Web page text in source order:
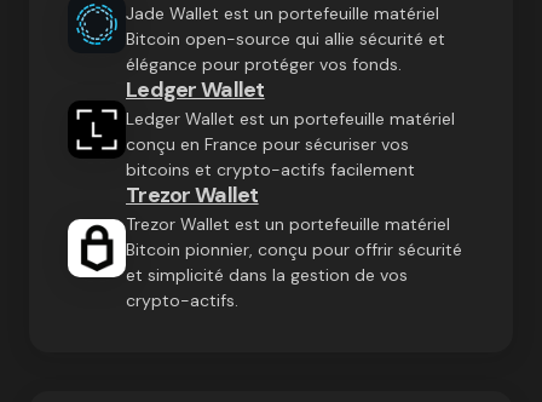
Jade Wallet est un portefeuille matériel
Bitcoin open-source qui allie sécurité et
élégance pour protéger vos fonds.
Ledger Wallet
Ledger Wallet est un portefeuille matériel
conçu en France pour sécuriser vos
bitcoins et crypto-actifs facilement
Trezor Wallet
Trezor Wallet est un portefeuille matériel
Bitcoin pionnier, conçu pour offrir sécurité
et simplicité dans la gestion de vos
crypto-actifs.